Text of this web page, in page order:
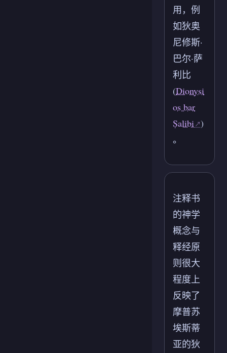
用，例
如狄奥
尼修斯·
巴尔·萨
利比
(Dionysi
os bar
Ṣalibi )
。
注释书
的神学
概念与
释经原
则很大
程度上
反映了
摩普苏
埃斯蒂
亚的狄